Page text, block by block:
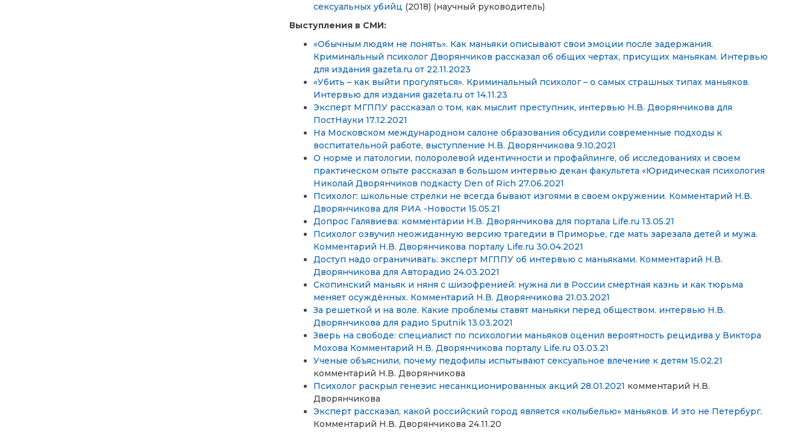
сексуальных убийц (2018) (научный руководитель)
Выступления в СМИ:
«Обычным людям не понять». Как маньяки описывают свои эмоции после задержания.
Криминальный психолог Дворянчиков рассказал об общих чертах, присущих маньякам. Интервью
для издания gazeta.ru от 22.11.2023
«Убить – как выйти прогуляться». Криминальный психолог – о самых страшных типах маньяков.
Интервью для издания gazeta.ru от 14.11.23
Эксперт МГППУ рассказал о том, как мыслит преступник, интервью Н.В. Дворянчикова для
ПостНауки 17.12.2021
На Московском международном салоне образования обсудили современные подходы к
воспитательной работе, выступление Н.В. Дворянчикова 9.10.2021
О норме и патологии, полоролевой идентичности и профайлинге, об исследованиях и своем
практическом опыте рассказал в большом интервью декан факультета «Юридическая психология
Николай Дворянчиков подкасту Den of Rich 27.06.2021
Психолог: школьные стрелки не всегда бывают изгоями в своем окружении. Комментарий Н.В.
Дворянчикова для РИА -Новости 15.05.21
Допрос Галявиева: комментарии Н.В. Дворянчикова для портала Life.ru 13.05.21
Психолог озвучил неожиданную версию трагедии в Приморье, где мать зарезала детей и мужа.
Комментарий Н.В. Дворянчикова порталу Life.ru 30.04.2021
Доступ надо ограничивать: эксперт МГППУ об интервью с маньяками. Комментарий Н.В.
Дворянчикова для Авторадио 24.03.2021
Скопинский маньяк и няня с шизофренией: нужна ли в России смертная казнь и как тюрьма
меняет осуждённых. Комментарий Н.В. Дворянчикова 21.03.2021
За решеткой и на воле. Какие проблемы ставят маньяки перед обществом. интервью Н.В.
Дворянчикова для радио Sputnik 13.03.2021
Зверь на свободе: специалист по психологии маньяков оценил вероятность рецидива у Виктора
Мохова Комментарий Н.В. Дворянчикова порталу Life.ru 03.03.21
Ученые объяснили, почему педофилы испытывают сексуальное влечение к детям 15.02.21
комментарий Н.В. Дворянчикова
Психолог раскрыл генезис несанкционированных акций 28.01.2021 комментарий Н.В.
Дворянчикова
Эксперт рассказал, какой российский город является «колыбелью» маньяков. И это не Петербург.
Комментарий Н.В. Дворянчикова 24.11.20